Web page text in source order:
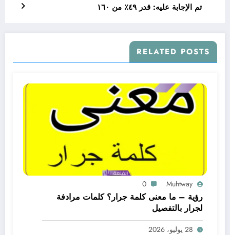
تم الإجابة عليه: قدر ٤٩٪ من ١٦٠
RELATED POSTS
Muhtway
0
رؤية – ما معنى كلمة جرار؟ كلمات مرادفة
لجرار بالتفصيل
28 يوليو، 2026